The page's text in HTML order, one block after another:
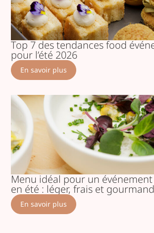
Top 7 des tendances food
pour l’été 2026
En savoir plus
Menu idéal pour un événement
en été : léger, frais et gourmand
En savoir plus